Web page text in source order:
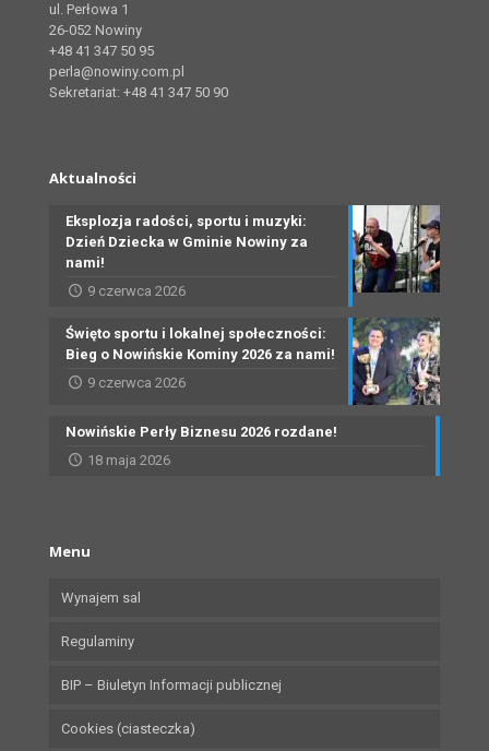
ul. Perłowa 1
26-052 Nowiny
+48 41 347 50 95
perla@nowiny.com.pl
Sekretariat: +48 41 347 50 90
Aktualności
Eksplozja radości, sportu i muzyki:
Dzień Dziecka w Gminie Nowiny za
nami!
9 czerwca 2026
Święto sportu i lokalnej społeczności:
Bieg o Nowińskie Kominy 2026 za nami!
9 czerwca 2026
Nowińskie Perły Biznesu 2026 rozdane!
18 maja 2026
Menu
Wynajem sal
Regulaminy
BIP – Biuletyn Informacji publicznej
Cookies (ciasteczka)